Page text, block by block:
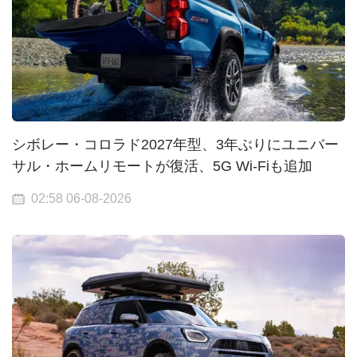
シボレー・コロラド2027年型、3年ぶりにユニバー
サル・ホームリモートが復活、5G Wi-Fiも追加
02:58 06-08-2026